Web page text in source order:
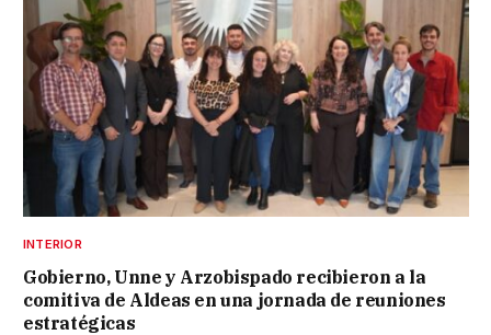
INTERIOR
Gobierno, Unne y Arzobispado recibieron a la
comitiva de Aldeas en una jornada de reuniones
estratégicas